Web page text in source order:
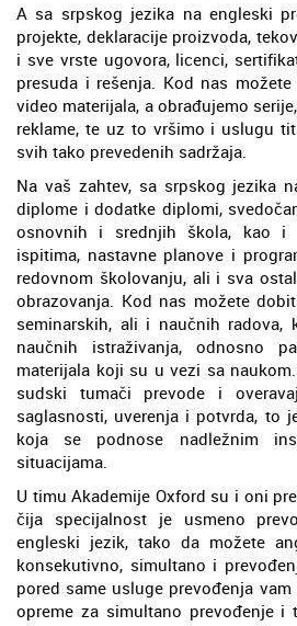
A sa srpskog jezika na engleski
projekte, deklaracije proizvoda,
i sve vrste ugovora, licenci,
presuda i rešenja. Kod nas
video materijala, a obrađujemo
reklame, te uz to vršimo i uslugu
svih tako prevedenih sadržaja.
Na vaš zahtev, sa srpskog jezika
diplome i dodatke diplomi,
osnovnih i srednjih škola, kao i
ispitima, nastavne planove i
redovnom školovanju, ali i sva
obrazovanja. Kod nas možete
seminarskih, ali i naučnih radova,
naučnih istraživanja, odnosno
materijala koji su u vezi sa
sudski tumači prevode i
saglasnosti, uverenja i potvrda, to
koja se podnose nadležnim
situacijama.
U timu Akademije Oxford su i oni
čija specijalnost je usmeno
engleski jezik, tako da možete
konsekutivno, simultano i
pored same usluge prevođenja
opreme za simultano prevođenje i